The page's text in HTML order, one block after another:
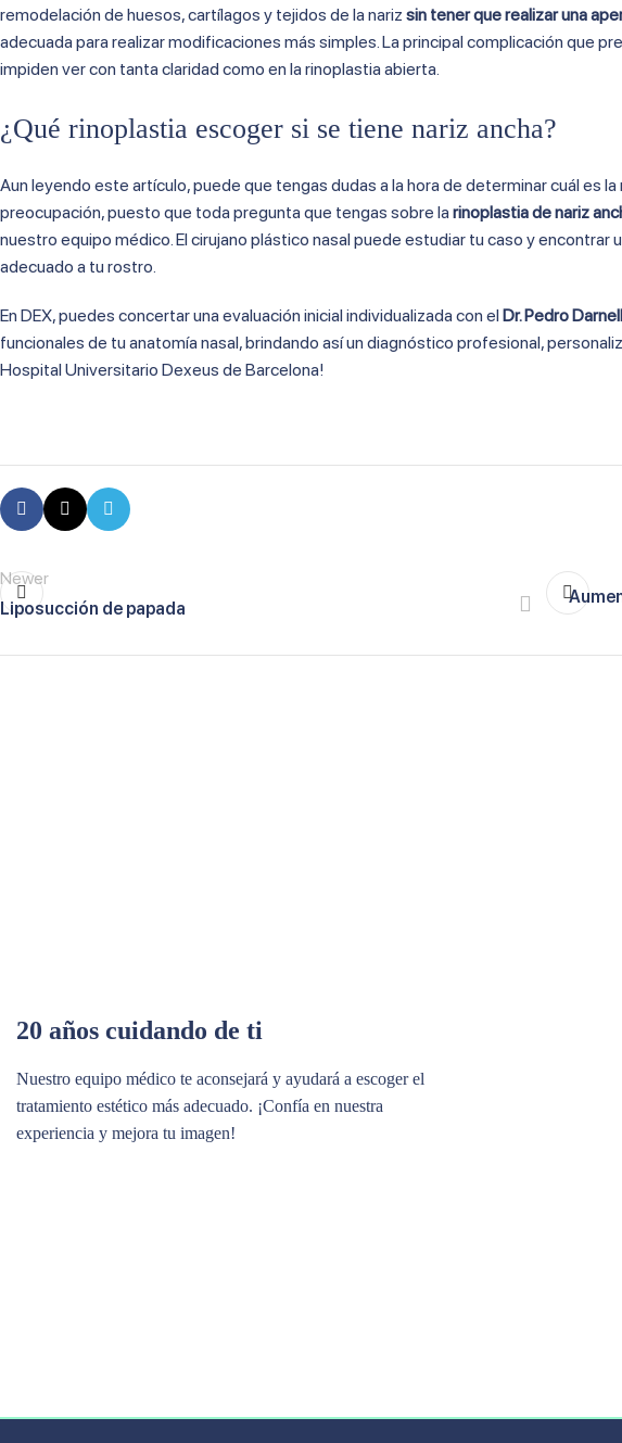
remodelación de huesos, cartílagos y tejidos de la nariz sin tener que realizar una
adecuada para realizar modificaciones más simples. La principal complicación que
impiden ver con tanta claridad como en la rinoplastia abierta.
¿Qué rinoplastia escoger si se tiene nariz ancha?
Aun leyendo este artículo, puede que tengas dudas a la hora de determinar cuál es
preocupación, puesto que toda pregunta que tengas sobre la rinoplastia de nariz
nuestro equipo médico. El cirujano plástico nasal puede estudiar tu caso y encontrar
adecuado a tu rostro.
En DEX, puedes concertar una evaluación inicial individualizada con elDr. Pedro Darnell
funcionales de tu anatomía nasal, brindando así un diagnóstico profesional,
Hospital Universitario Dexeus de Barcelona!
Newer
Liposucción de papada
20 años cuidando de ti
Nuestro equipo médico te aconsejará y ayudará a escoger el
tratamiento estético más adecuado. ¡Confía en nuestra
experiencia y mejora tu imagen!